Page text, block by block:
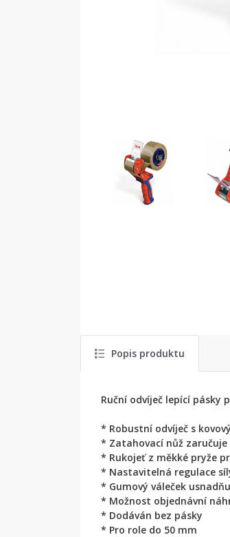
Popis produktu
Ruční odvíječ lepící pásky
* Robustní odvíječ s
* Zatahovací nůž
* Rukojeť z měkké pryže
* Nastavitelná regulace
* Gumový váleček
* Možnost objednávní
* Dodáván bez pásky
* Pro role do 50 mm